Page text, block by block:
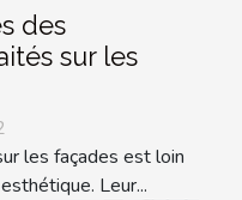
des
sur les
les façades est loin
Leur...